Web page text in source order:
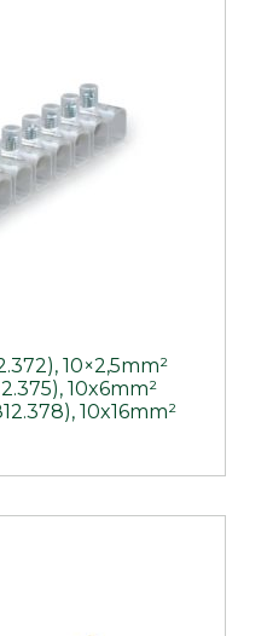
10×2,5mm²
10x6mm²
10x16mm²